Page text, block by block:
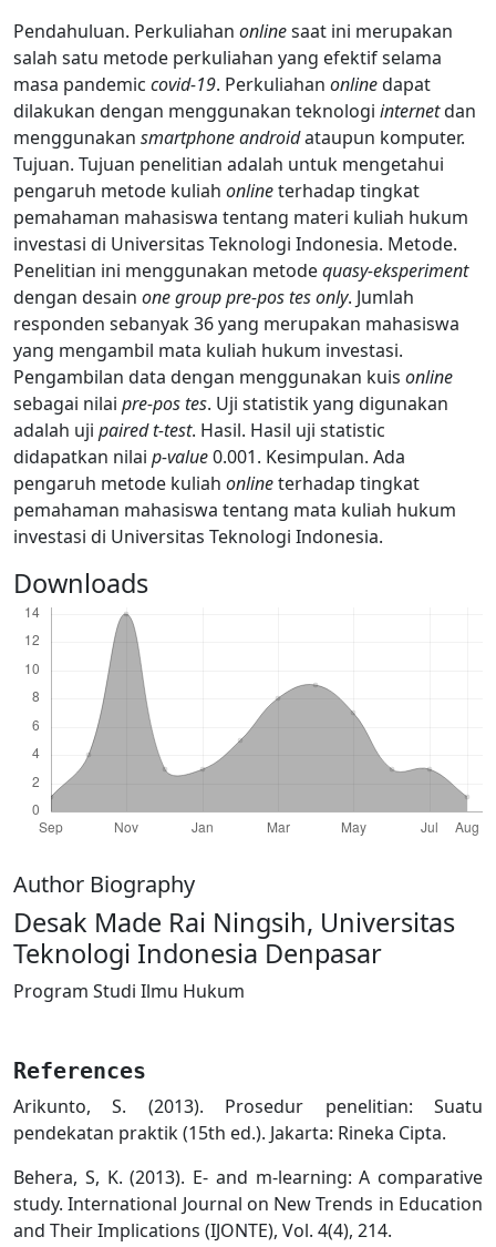
Pendahuluan. Perkuliahan onlinesaat ini merupakan
salah satu metode perkuliahan yang efektif selama
masa pandemic covid-19. Perkuliahan onlinedapat
dilakukan dengan menggunakan teknologi internetdan
menggunakan smartphone androidataupun komputer.
Tujuan. Tujuan penelitian adalah untuk mengetahui
pengaruh metode kuliah onlineterhadap tingkat
pemahaman mahasiswa tentang materi kuliah hukum
investasi di Universitas Teknologi Indonesia. Metode.
Penelitian ini menggunakan metodequasy-eksperiment
dengan desain one group pre-pos tes only. Jumlah
responden sebanyak 36 yang merupakan mahasiswa
yang mengambil mata kuliah hukum investasi.
Pengambilan data dengan menggunakan kuis online
sebagai nilai pre-pos tes. Uji statistik yang digunakan
adalah uji paired t-test. Hasil. Hasil uji statistic
didapatkan nilai p-value0.001. Kesimpulan. Ada
pengaruh metode kuliah onlineterhadap tingkat
pemahaman mahasiswa tentang mata kuliah hukum
investasi di Universitas Teknologi Indonesia.
Downloads
Author Biography
Desak Made Rai Ningsih, Universitas
Teknologi Indonesia Denpasar
Program Studi Ilmu Hukum
References
Arikunto, S. (2013). Prosedur penelitian: Suatu
pendekatan praktik (15th ed.). Jakarta: Rineka Cipta.
Behera, S, K. (2013). E- and m-learning: A comparative
study. International Journal on New Trends in Education
and Their Implications (IJONTE), Vol. 4(4), 214.